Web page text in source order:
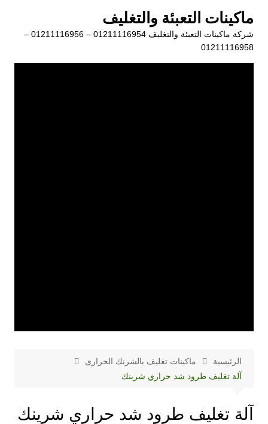
المحتوى
ماكينات التعبئة والتغليف
شركة ماكينات التعبئة والتغليف 01211116954 – 01211116956 –
01211116958
الرئيسية
ماكينات تغليف بالشرنك الحرارى
آلة تغليف طرود شد حراري شرينك
آلة تغليف طرود شد حراري شرينك